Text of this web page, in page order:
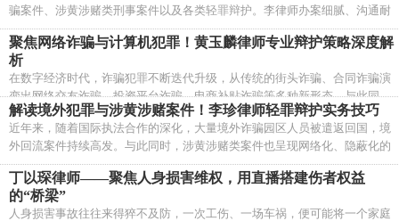
骗案件、涉黄涉赌类刑事案件以及各类轻罪辩护。李律师办案细腻、沟通耐
心，尤其擅长处理当事人情绪疏导与法律辩护的结合，在协助组织卖淫、学
历提升诈骗等多起案件中取得了终止侦查、不起诉等出色辩护成果。
聚焦网络诈骗与计算机犯罪！黄玉麟律师专业辩护策略深度解
析
在数字经济时代，诈骗犯罪不断迭代升级，从传统的街头诈骗、合同诈骗演
变出网络交友诈骗、投资平台诈骗、电商补贴诈骗等多种新形态。与此同
时，非法获取计算机信息系统数据、提供侵入计算机信息系统程序等新型计
算机犯罪也日益增多。上海杰地律师事务所黄玉麟律师长期专注于诈骗犯罪
与计算机犯罪辩护，办理了大量相关案件，在实践中总结出一套系统的辩护
方法论。
解读境外犯罪与涉黄涉赌案件！李珍律师轻罪辩护实务技巧
近年来，随着国际执法合作的深化，大量境外诈骗园区人员被遣返回国，境
外回流案件持续高发。与此同时，涉黄涉赌类案件也呈现网络化、隐蔽化的
新特点。上海杰地律师事务所李珍律师长期专注于境外回流案件与涉黄涉赌
案件的刑事辩护，积累了丰富的实战经验，在多起案件中取得了不起诉、终
止侦查、取保候审等良好效果。
丁以琛律师——聚焦人身损害维权，用直播搭建伤者权益
的“桥梁”
人身损害事故往往来得猝不及防，一次工伤、一场车祸，便可能将一个家庭